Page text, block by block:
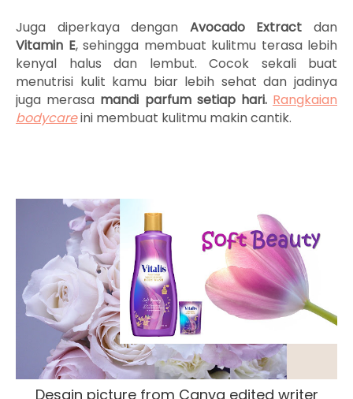
Juga diperkaya dengan Avocado Extract dan
Vitamin E, sehingga membuat kulitmu terasa lebih
kenyal
halus dan lembut. Cocok sekali buat
menutrisi kulit kamu biar lebih sehat dan jadinya
juga merasa mandi parfum setiap hari. Rangkaian
bodycareini membuat kulitmu makin cantik.
Desain picture from Canva edited writer